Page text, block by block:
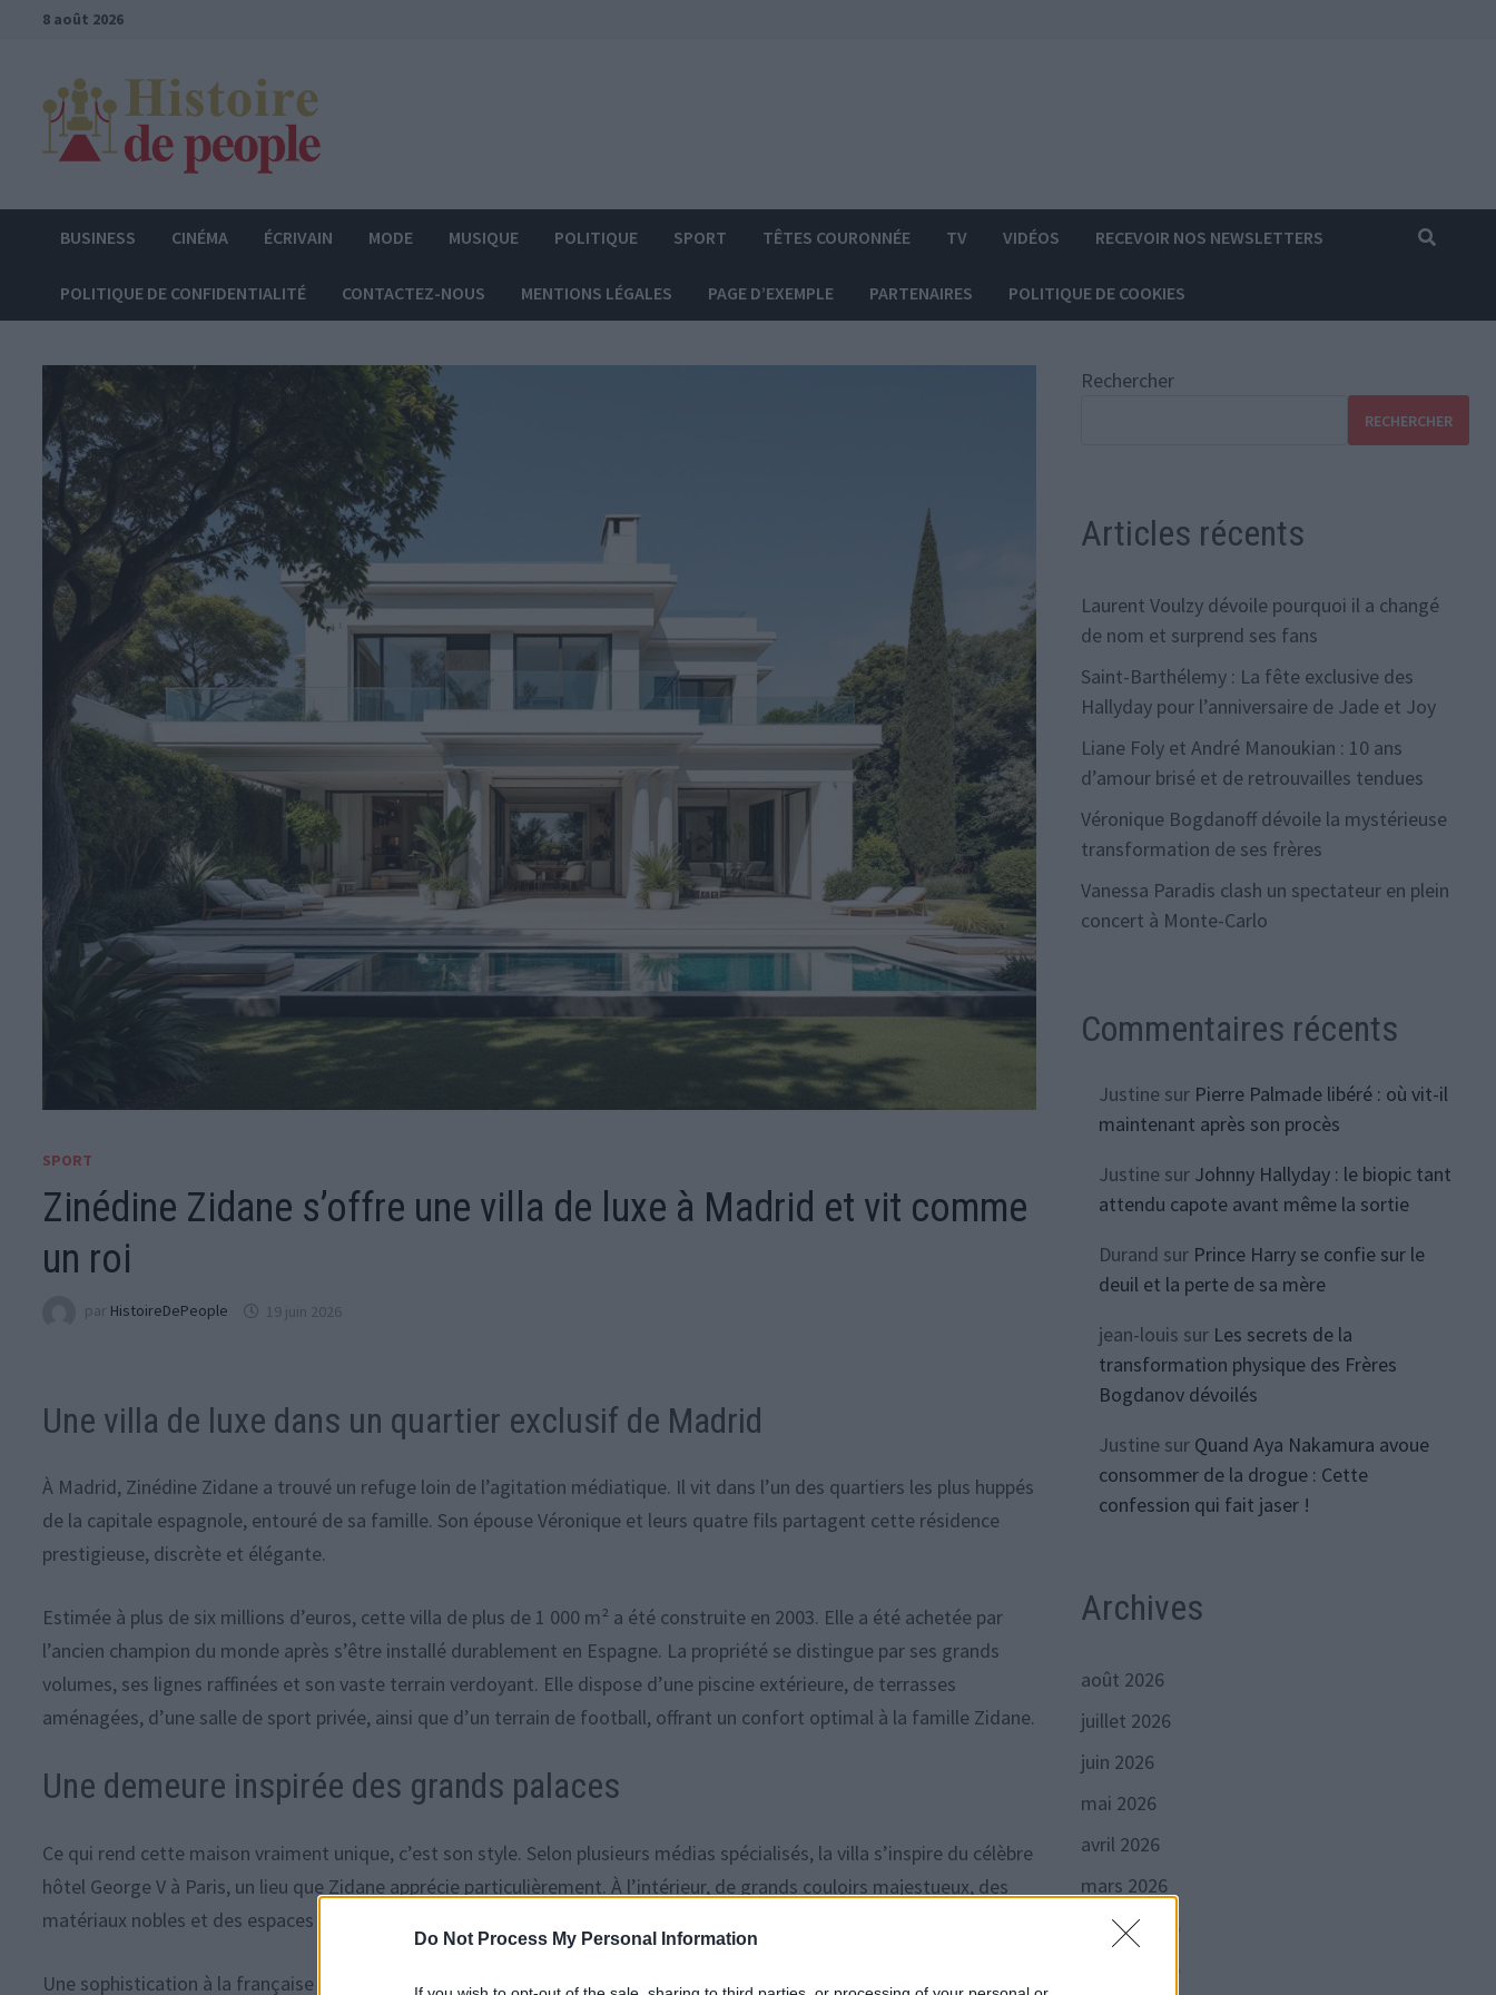
Do Not Process My Personal Information
Passer8 août 2026
BUSINESS CINÉMA ÉCRIVAIN MODE MUSIQUE POLITIQUE SPORT TÊTES COURONNÉE TV VIDÉOS RECEVOIR NOS NEWSLETTERS
POLITIQUE DE CONFIDENTIALITÉ CONTACTEZ-NOUS MENTIONS LÉGALES PAGE D’EXEMPLE PARTENAIRES POLITIQUE DE COOKIES
SPORT
Zinédine Zidane s’offre une villa de luxe à Madrid et vit comme
un roi
par HistoireDePeople 19 juin 2026
Une villa de luxe dans un quartier exclusif de Madrid
À Madrid, Zinédine Zidane a trouvé un refuge loin de l’agitation médiatique. Il vit dans l’un des quartiers les plus huppés
de la capitale espagnole, entouré de sa famille. Son épouse Véronique et leurs quatre fils partagent cette résidence
prestigieuse, discrète et élégante.
Estimée à plus de six millions d’euros, cette villa de plus de 1 000 m² a été construite en 2003. Elle a été achetée par
l’ancien champion du monde après s’être installé durablement en Espagne. La propriété se distingue par ses grands
volumes, ses lignes raffinées et son vaste terrain verdoyant. Elle dispose d’une piscine extérieure, de terrasses
aménagées, d’une salle de sport privée, ainsi que d’un terrain de football, offrant un confort optimal à la famille Zidane.
Une demeure inspirée des grands palaces
Ce qui rend cette maison vraiment unique, c’est son style. Selon plusieurs médias spécialisés, la villa s’inspire du célèbre
hôtel George V à Paris, un lieu que Zidane apprécie particulièrement. À l’intérieur, de grands couloirs majestueux, des
matériaux nobles et des espaces lumineux rappellent l’atmosphère élégante des palais.
Une sophistication à la française adaptée au soleil madrilène, où chaque détail a été pensé pour associer luxe et
Rechercher
RECHERCHER
Articles récents
Laurent Voulzy dévoile pourquoi il a changé
de nom et surprend ses fans
Saint-Barthélemy : La fête exclusive des
Hallyday pour l’anniversaire de Jade et Joy
Liane Foly et André Manoukian : 10 ans
d’amour brisé et de retrouvailles tendues
Véronique Bogdanoff dévoile la mystérieuse
transformation de ses frères
Vanessa Paradis clash un spectateur en plein
concert à Monte-Carlo
Commentaires récents
Justinesur Pierre Palmade libéré : où vit-il
maintenant après son procès
Justinesur Johnny Hallyday : le biopic tant
attendu capote avant même la sortie
Durand sur Prince Harry se confie sur le
deuil et la perte de sa mère
jean-louis sur Les secrets de la
transformation physique des Frères
Bogdanov dévoilés
Justinesur Quand Aya Nakamura avoue
consommer de la drogue : Cette
confession qui fait jaser !
Archives
août 2026
juillet 2026
juin 2026
mai 2026
avril 2026
mars 2026
février 2026
janvier 2026